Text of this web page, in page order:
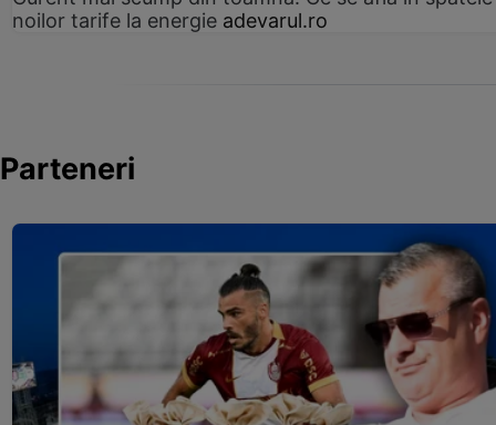
noilor tarife la energie adevarul.ro
Parteneri